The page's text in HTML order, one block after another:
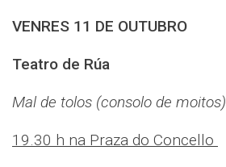
VENRES 11 DE OUTUBRO
Teatro de Rúa
Mal de tolos (consolo de moitos)
19.30 h na Praza do Concello